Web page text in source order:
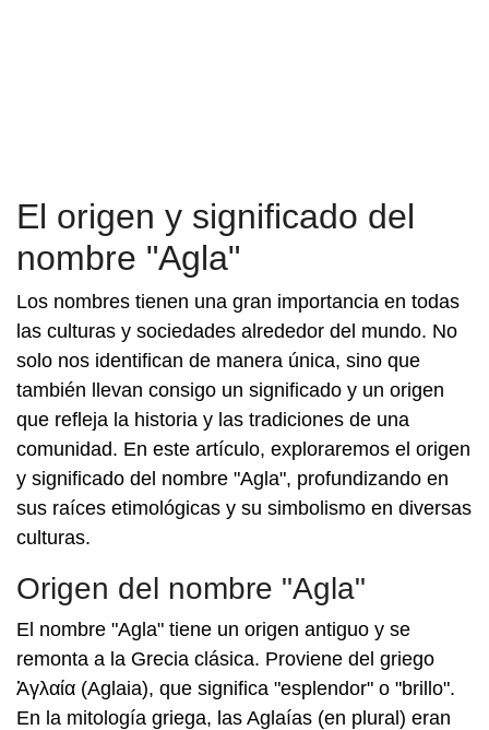
El origen y significado del
nombre "Agla"
Los nombres tienen una gran importancia en todas
las culturas y sociedades alrededor del mundo. No
solo nos identifican de manera única, sino que
también llevan consigo un significado y un origen
que refleja la historia y las tradiciones de una
comunidad. En este artículo, exploraremos el origen
y significado del nombre "Agla", profundizando en
sus raíces etimológicas y su simbolismo en diversas
culturas.
Origen del nombre "Agla"
El nombre "Agla" tiene un origen antiguo y se
remonta a la Grecia clásica. Proviene del griego
Ἀγλαία (Aglaia), que significa "esplendor" o "brillo".
En la mitología griega, las Aglaías (en plural) eran